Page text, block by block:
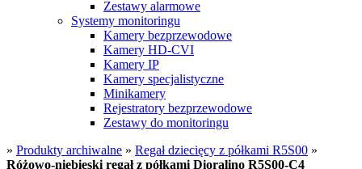
Zestawy alarmowe
Systemy monitoringu
Kamery bezprzewodowe
Kamery HD-CVI
Kamery IP
Kamery specjalistyczne
Minikamery
Rejestratory bezprzewodowe
Zestawy do monitoringu
» Produkty archiwalne » Regał dziecięcy z półkami R5S00 »
Różowo-niebieski regał z półkami Dioralino R5S00-C4